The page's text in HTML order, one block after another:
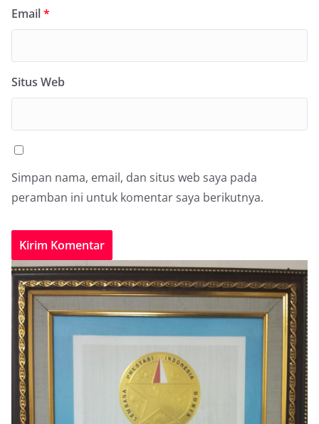
Email*
Situs Web
Simpan nama, email, dan situs web saya pada
peramban ini untuk komentar saya berikutnya.